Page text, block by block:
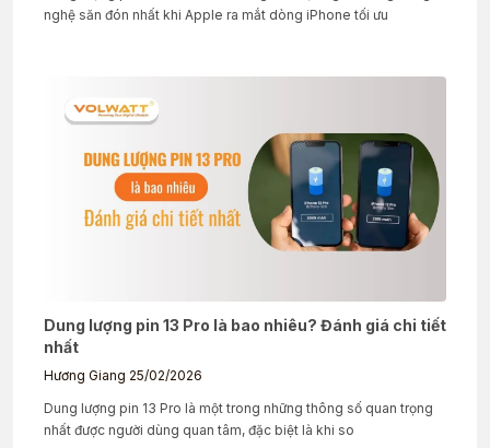
nghệ săn đón nhất khi Apple ra mắt dòng iPhone tối ưu
Dung lượng pin 13 Pro là bao nhiêu? Đánh giá chi tiết
nhất
Hương Giang 25/02/2026
Dung lượng pin 13 Pro là một trong những thông số quan trọng
nhất được người dùng quan tâm, đặc biệt là khi so